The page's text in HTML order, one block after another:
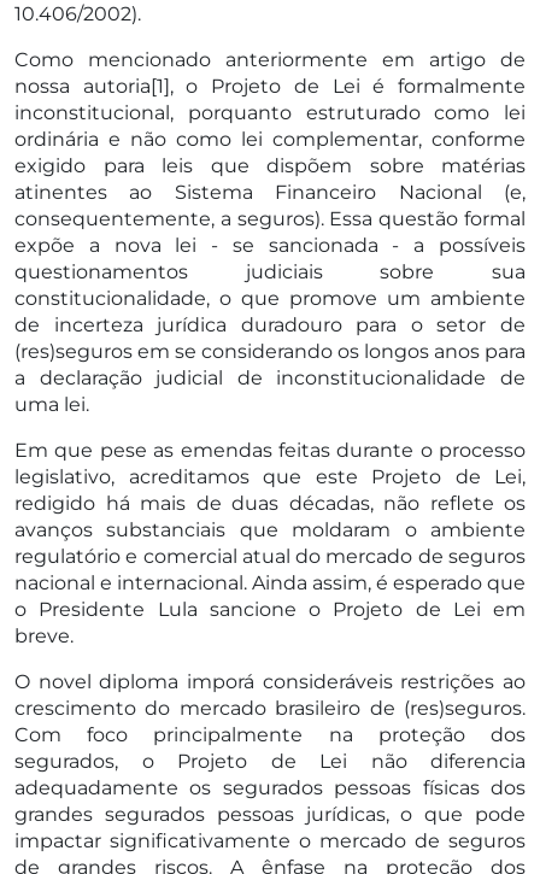
10.406/2002).
Como mencionado anteriormente em artigo de
nossa autoria[1], o Projeto de Lei é formalmente
inconstitucional, porquanto estruturado como lei
ordinária e não como lei complementar, conforme
exigido para leis que dispõem sobre matérias
atinentes ao Sistema Financeiro Nacional (e,
consequentemente, a seguros). Essa questão formal
expõe a nova lei - se sancionada - a possíveis
questionamentos judiciais sobre sua
constitucionalidade, o que promove um ambiente
de incerteza jurídica duradouro para o setor de
(res)seguros em se considerando os longos anos para
a declaração judicial de inconstitucionalidade de
uma lei.
Em que pese as emendas feitas durante o processo
legislativo, acreditamos que este Projeto de Lei,
redigido há mais de duas décadas, não reflete os
avanços substanciais que moldaram o ambiente
regulatório e comercial atual do mercado de seguros
nacional e internacional. Ainda assim, é esperado que
o Presidente Lula sancione o Projeto de Lei em
breve.
O novel diploma imporá consideráveis restrições ao
crescimento do mercado brasileiro de (res)seguros.
Com foco principalmente na proteção dos
segurados, o Projeto de Lei não diferencia
adequadamente os segurados pessoas físicas dos
grandes segurados pessoas jurídicas, o que pode
impactar significativamente o mercado de seguros
de grandes riscos. A ênfase na proteção dos